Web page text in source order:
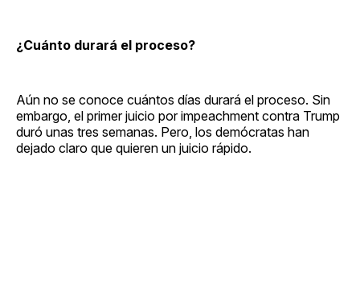
¿Cuánto durará el proceso?
Aún no se conoce cuántos días durará el proceso. Sin
embargo, el primer juicio por impeachment contra Trump
duró unas tres semanas. Pero, los demócratas han
dejado claro que quieren un juicio rápido.